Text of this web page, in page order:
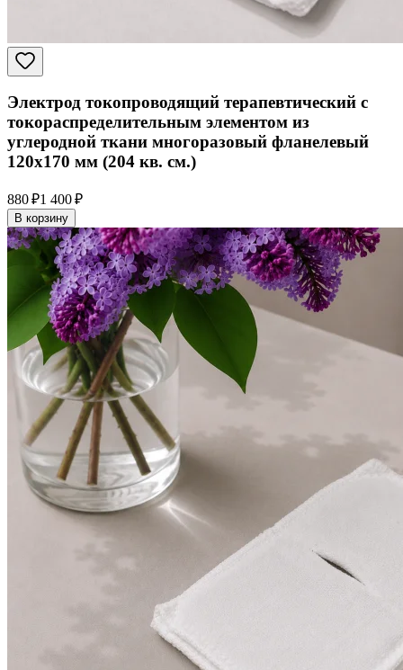
Электрод токопроводящий терапевтический с
токораспределительным элементом из
углеродной ткани многоразовый фланелевый
120x170 мм (204 кв. см.)
880 ₽1 400 ₽
В корзину